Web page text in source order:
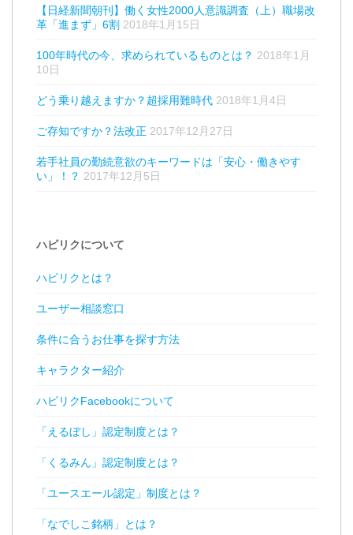
【日経新聞朝刊】働く女性2000人意識調査（上）職場改
革「進まず」6割 2018年1月15日
100年時代の今、求められているものとは？ 2018年1月
10日
どう乗り越えますか？超採用難時代 2018年1月4日
ご存知ですか？法改正 2017年12月27日
若手社員の勤続意欲のキーワードは「安心・働きやす
い」！？ 2017年12月5日
ハピリクについて
ハピリクとは？
ユーザー相談窓口
条件に合うお仕事を探す方法
キャラクター紹介
ハピリクFacebookについて
「えるぼし」認定制度とは？
「くるみん」認定制度とは？
「ユースエール認定」制度とは？
「なでしこ銘柄」とは？